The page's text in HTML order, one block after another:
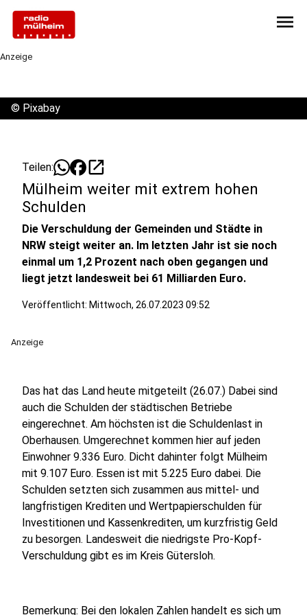
menu
Anzeige
© Pixabay
Teilen: open_in_new
Mülheim weiter mit extrem hohen
Schulden
Die Verschuldung der Gemeinden und Städte in
NRW steigt weiter an. Im letzten Jahr ist sie noch
einmal um 1,2 Prozent nach oben gegangen und
liegt jetzt landesweit bei 61 Milliarden Euro.
Veröffentlicht: Mittwoch, 26.07.2023 09:52
Anzeige
Das hat das Land heute mitgeteilt (26.07.) Dabei sind
auch die Schulden der städtischen Betriebe
eingerechnet. Am höchsten ist die Schuldenlast in
Oberhausen. Umgerechnet kommen hier auf jeden
Einwohner 9.336 Euro. Dicht dahinter folgt Mülheim
mit 9.107 Euro. Essen ist mit 5.225 Euro dabei. Die
Schulden setzten sich zusammen aus mittel- und
langfristigen Krediten und Wertpapierschulden für
Investitionen und Kassenkrediten, um kurzfristig Geld
zu besorgen. Landesweit die niedrigste Pro-Kopf-
Verschuldung gibt es im Kreis Gütersloh.
Bemerkung: Bei den lokalen Zahlen handelt es sich um